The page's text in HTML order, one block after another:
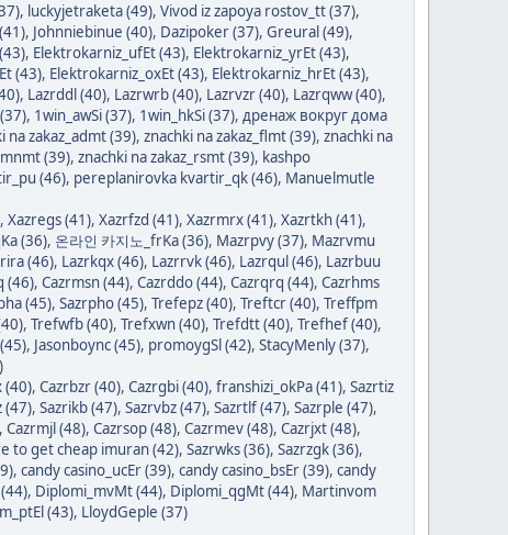
, luckyjetraketa (49), Vivod iz zapoya rostov_tt (37),
, Johnniebinue (40), Dazipoker (37), Greural (49),
, Elektrokarniz_ufEt (43), Elektrokarniz_yrEt (43),
(43), Elektrokarniz_oxEt (43), Elektrokarniz_hrEt (43),
, Lazrddl (40), Lazrwrb (40), Lazrvzr (40), Lazrqww (40),
, 1win_awSi (37), 1win_hkSi (37), дренаж вокруг дома
na zakaz_admt (39), znachki na zakaz_flmt (39), znachki na
(39), znachki na zakaz_rsmt (39), kashpo
(46), pereplanirovka kvartir_qk (46), Manuelmutle
, Xazregs (41), Xazrfzd (41), Xazrmrx (41), Xazrtkh (41),
(36), 온라인 카지노_frKa (36), Mazrpvy (37), Mazrvmu
(46), Lazrkqx (46), Lazrrvk (46), Lazrqul (46), Lazrbuu
(46), Cazrmsn (44), Cazrddo (44), Cazrqrq (44), Cazrhms
(45), Sazrpho (45), Trefepz (40), Treftcr (40), Treffpm
, Trefwfb (40), Trefxwn (40), Trefdtt (40), Trefhef (40),
, Jasonboync (45), promoygSl (42), StacyMenly (37),
(40), Cazrbzr (40), Cazrgbi (40), franshizi_okPa (41), Sazrtiz
(47), Sazrikb (47), Sazrvbz (47), Sazrtlf (47), Sazrple (47),
, Cazrmjl (48), Cazrsop (48), Cazrmev (48), Cazrjxt (48),
to get cheap imuran (42), Sazrwks (36), Sazrzgk (36),
, candy casino_ucEr (39), candy casino_bsEr (39), candy
, Diplomi_mvMt (44), Diplomi_qgMt (44), Martinvom
(43), LloydGeple (37)